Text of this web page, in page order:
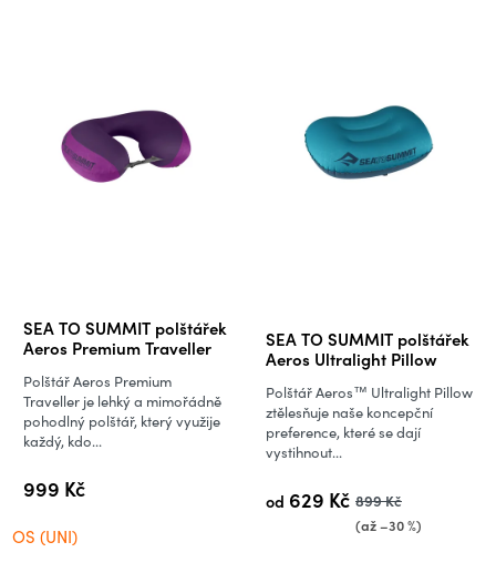
SEA TO SUMMIT polštářek
Aeros Premium Traveller
Průměrné
hodnocení
produktu
je
5,0
5
999 Kč
Polštář Aeros Premium
Traveller je lehký a mimořádně
pohodlný polštář, který využije
každý, kdo...
OS (UNI)
SEA TO SUMMIT polštářek
Aeros Ultralight Pillow
od 629 Kč 899 Kč
(až –30 %)
Polštář Aeros™ Ultralight Pillow
ztělesňuje naše koncepční
preference, které se dají
vystihnout...